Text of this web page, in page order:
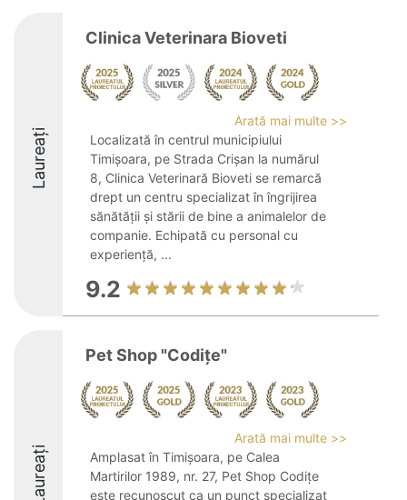
Laureați
Clinica Veterinara Bioveti
Arată mai multe >>
Localizată în centrul municipiului
Timișoara, pe Strada Crișan la numărul
8, Clinica Veterinară Bioveti se remarcă
drept un centru specializat în îngrijirea
sănătății și stării de bine a animalelor de
companie. Echipată cu personal cu
experiență, ...
9.2
Laureați
Pet Shop "Codițe"
Arată mai multe >>
Amplasat în Timișoara, pe Calea
Martirilor 1989, nr. 27, Pet Shop Codițe
este recunoscut ca un punct specializat